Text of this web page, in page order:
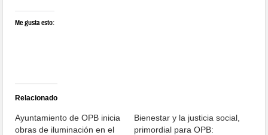
Me gusta esto:
Relacionado
Ayuntamiento de OPB inicia
obras de iluminación en el
Bienestar y la justicia social,
primordial para OPB: